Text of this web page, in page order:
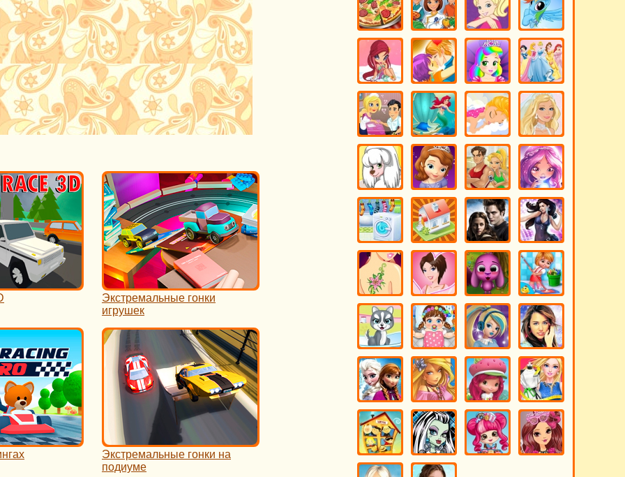
Экстремальные гонки
игрушек
Экстремальные гонки на
подиуме